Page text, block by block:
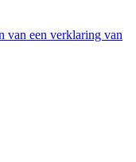
van een verklaring van